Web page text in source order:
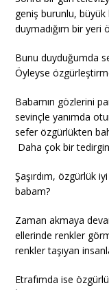
geniş burunlu, büyük
duymadığım bir
Bunu duyduğumda
Öyleyse
Babamın gözlerini
sevinçle yanımda
sefer özgürlükten
Daha çok bir
Şaşırdım, özgürlük
babam?
Zaman akmaya
ellerinde renkler
renkler taşıyan
Etrafımda ise